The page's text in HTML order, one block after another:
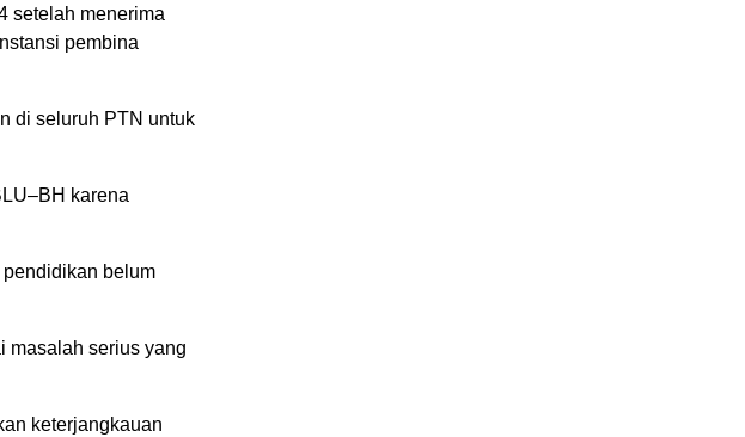
setelah menerima
pembina
di seluruh PTN untuk
karena
belum
masalah serius yang
keterjangkauan